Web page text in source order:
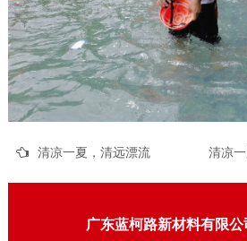
清凉一夏，清远漂流 清凉
广东蓝柯路新材料有限公